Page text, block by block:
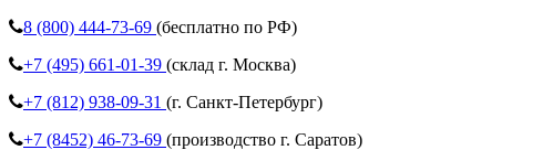
8 (800) 444-73-69 (бесплатно по РФ)
+7 (495) 661-01-39 (склад г. Москва)
+7 (812) 938-09-31 (г. Санкт-Петербург)
+7 (8452) 46-73-69 (производство г. Саратов)